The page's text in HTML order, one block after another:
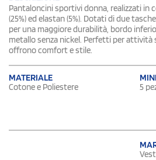
Pantaloncini sportivi donna, realizzati in
(25%) ed elastan (5%). Dotati di due
per una maggiore durabilità, bordo
metallo senza nickel. Perfetti per attività
offrono comfort e stile.
MATERIALE
Cotone e Poliestere 5